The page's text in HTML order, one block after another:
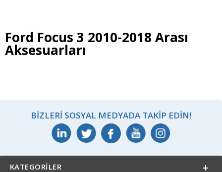
Ford Focus 3 2010-2018 Arası
Aksesuarları
BIZLERI SOSYAL MEDYADA TAKIP EDIN!
KATEGORILER